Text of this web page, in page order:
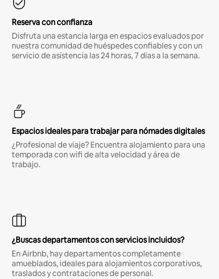
Reserva con confianza
Disfruta una estancia larga en espacios evaluados por
nuestra comunidad de huéspedes confiables y con un
servicio de asistencia las 24 horas, 7 días a la semana.
Espacios ideales para trabajar para nómades digitales
¿Profesional de viaje? Encuentra alojamiento para una
temporada con wifi de alta velocidad y área de
trabajo.
¿Buscas departamentos con servicios incluidos?
En Airbnb, hay departamentos completamente
amueblados, ideales para alojamientos corporativos,
traslados y contrataciones de personal.